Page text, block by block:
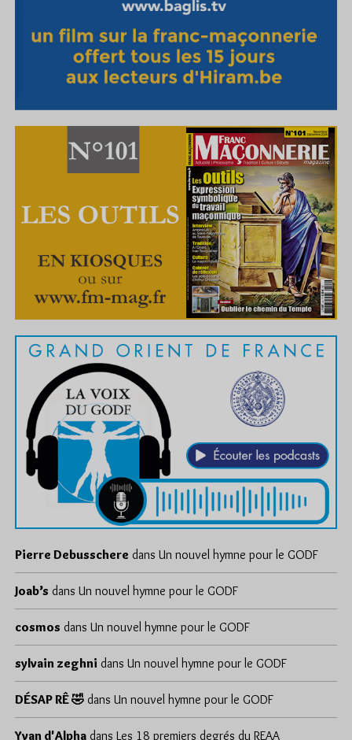
Pierre Debusschere dans Un nouvel hymne pour le GODF
Joab’s dans Un nouvel hymne pour le GODF
cosmos dans Un nouvel hymne pour le GODF
sylvain zeghni dans Un nouvel hymne pour le GODF
DÉSAP RÊ 🤣 dans Un nouvel hymne pour le GODF
Yvan d'Alpha dans Les 18 premiers degrés du REAA